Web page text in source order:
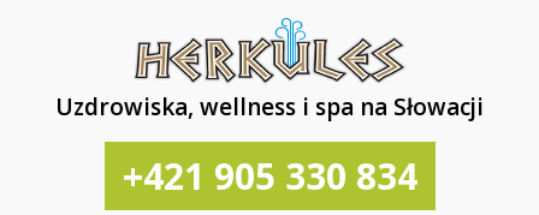
Uzdrowiska, wellness i spa na Słowacji
+421 905 330 834